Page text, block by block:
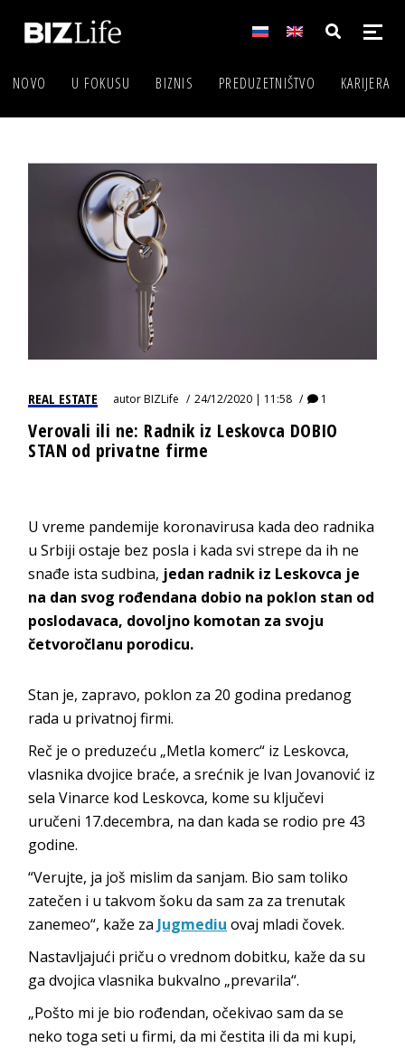
NOVO U FOKUSU BIZNIS PREDUZETNIŠTVO KARIJERA
REAL ESTATE autorBIZLife 24/12/2020 | 11:58 1
Verovali ili ne: Radnik iz Leskovca DOBIO
STAN od privatne firme
U vreme pandemije koronavirusa kada deo radnika
u Srbiji ostaje bez posla i kada svi strepe da ih ne
snađe ista sudbina, jedan radnik iz Leskovca je
na dan svog rođendana dobio na poklon stan od
poslodavaca, dovoljno komotan za svoju
četvoročlanu porodicu.
Stan je, zapravo, poklon za 20 godina predanog
rada u privatnoj firmi.
Reč je o preduzeću „Metla komerc“ iz Leskovca,
vlasnika dvojice braće, a srećnik je Ivan Jovanović iz
sela Vinarce kod Leskovca, kome su ključevi
uručeni 17.decembra, na dan kada se rodio pre 43
godine.
“Verujte, ja još mislim da sanjam. Bio sam toliko
zatečen i u takvom šoku da sam za za trenutak
zanemeo“, kaže za Jugmediu ovaj mladi čovek.
Nastavljajući priču o vrednom dobitku, kaže da su
ga dvojica vlasnika bukvalno „prevarila“.
„Pošto mi je bio rođendan, očekivao sam da se
neko toga seti u firmi, da mi čestita ili da mi kupi,